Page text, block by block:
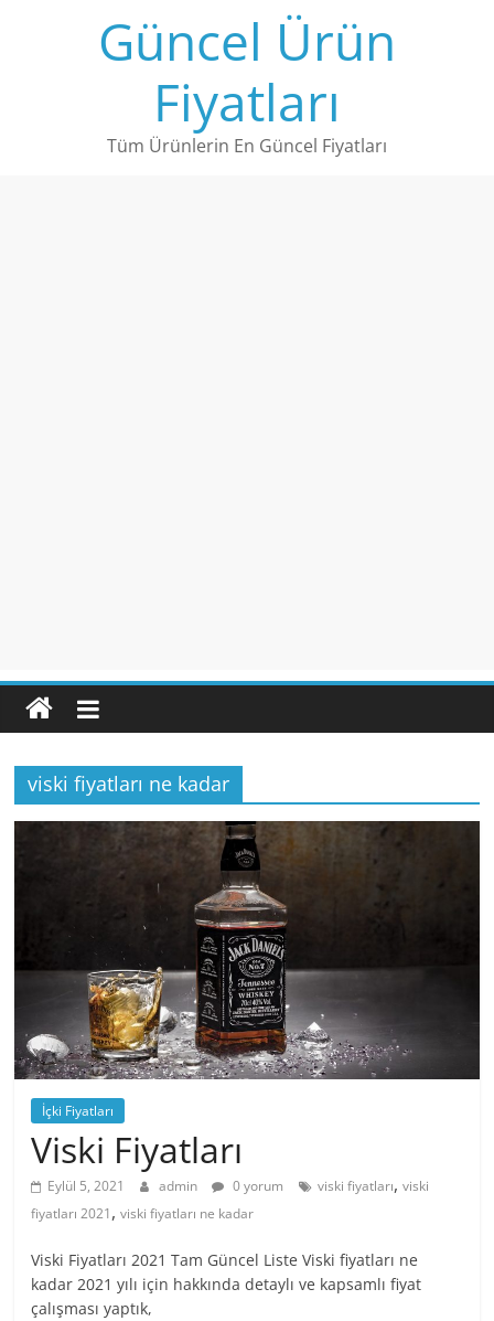
Güncel Ürün
Fiyatları
Tüm Ürünlerin En Güncel Fiyatları
viski fiyatları ne kadar
İçki Fiyatları
Viski Fiyatları
Eylül 5, 2021 admin 0 yorum viski fiyatları,viski
fiyatları 2021,viski fiyatları ne kadar
Viski Fiyatları 2021 Tam Güncel Liste Viski fiyatları ne
kadar 2021 yılı için hakkında detaylı ve kapsamlı fiyat
çalışması yaptık,